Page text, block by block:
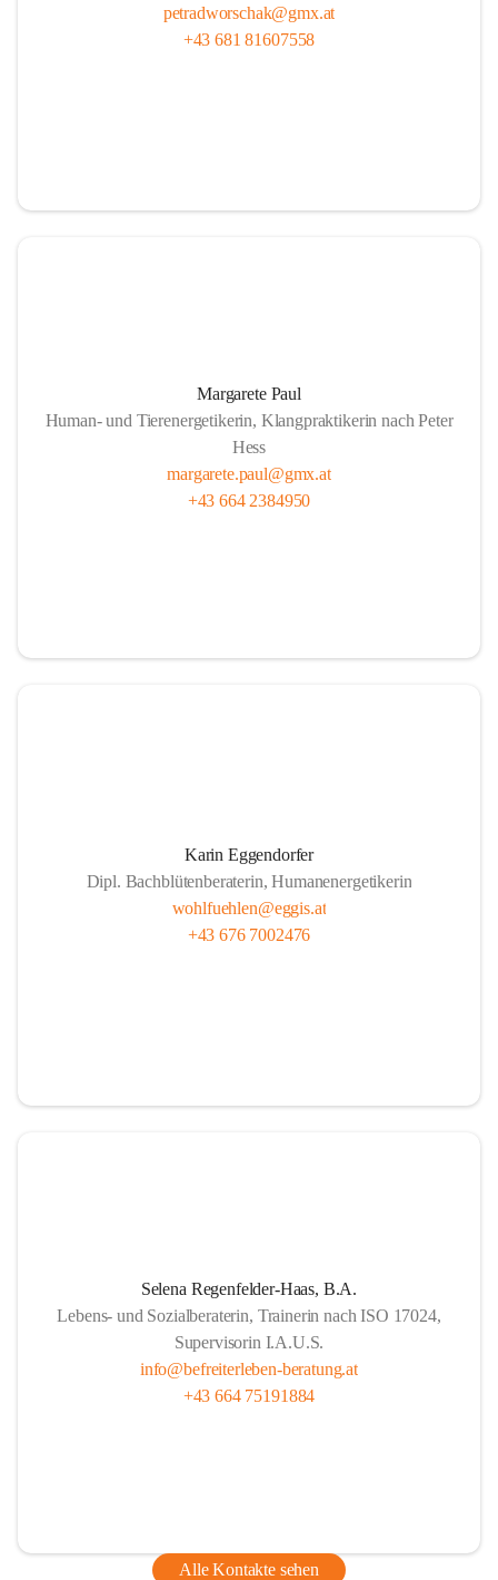
petradworschak@gmx.at
+43 681 81607558
Margarete Paul
Human- und Tierenergetikerin, Klangpraktikerin nach Peter
Hess
margarete.paul@gmx.at
+43 664 2384950
Karin Eggendorfer
Dipl. Bachblütenberaterin, Humanenergetikerin
wohlfuehlen@eggis.at
+43 676 7002476
Selena Regenfelder-Haas, B.A.
Lebens- und Sozialberaterin, Trainerin nach ISO 17024,
Supervisorin I.A.U.S.
info@befreiterleben-beratung.at
+43 664 75191884
Alle Kontakte sehen